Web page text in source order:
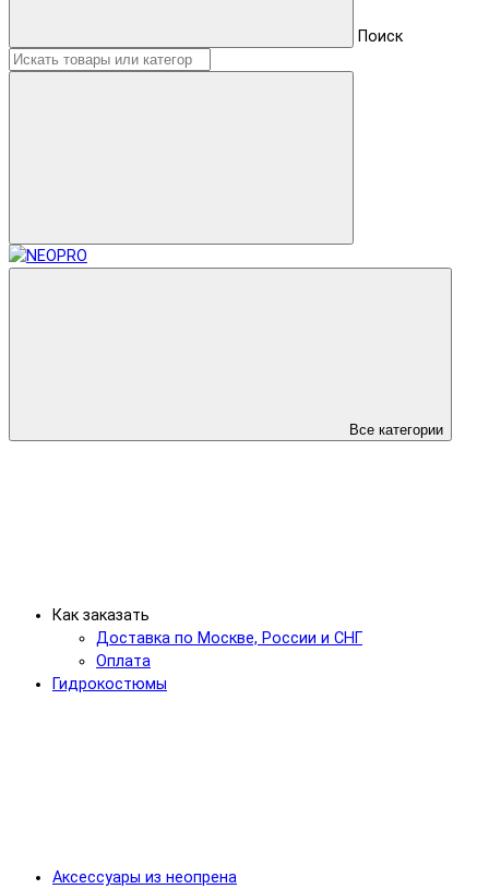
Поиск
Все категории
Как заказать
Доставка по Москве, России и СНГ
Оплата
Гидрокостюмы
Аксессуары из неопрена